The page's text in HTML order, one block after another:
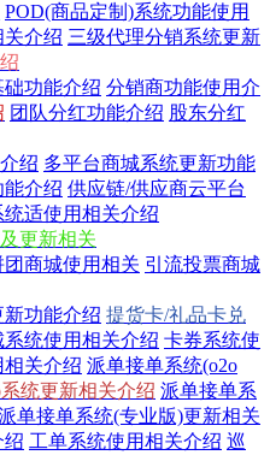
POD(商品定制)系统功能使用
关介绍 三级代理分销系统更新
础功能介绍 分销商功能使用介
团队分红功能介绍 股东分红
绍 多平台商城系统更新功能
介绍 供应链/供应商云平台
适使用相关介绍
更新相关
团商城使用相关 引流投票商城
功能介绍 提货卡/礼品卡兑
系统使用相关介绍 卡券系统使
关介绍 派单接单系统(o2o
统更新相关介绍 派单接单系
单接单系统(专业版)更新相关
绍 工单系统使用相关介绍 巡